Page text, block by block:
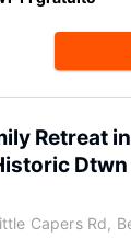
Retreat
Dtwn
Capers Rd,